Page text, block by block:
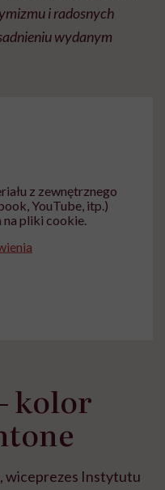
i radosnych
wydanym
z zewnętrznego
YouTube, itp.)
na pliki cookie.
kolor
wiceprezes Instytutu